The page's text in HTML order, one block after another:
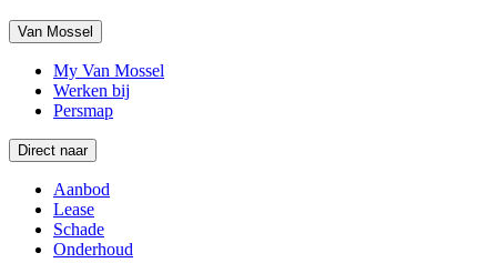
Van Mossel
My Van Mossel
Werken bij
Persmap
Direct naar
Aanbod
Lease
Schade
Onderhoud